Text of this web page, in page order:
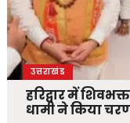
उत्तराखंड
हरिद्वार में
धामी ने किया